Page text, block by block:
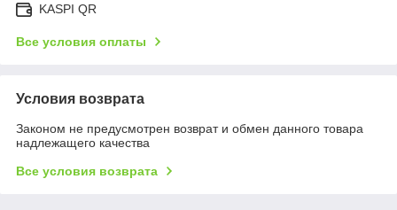
KASPI QR
Все условия оплаты
Условия возврата
Законом не предусмотрен возврат и обмен данного товара
надлежащего качества
Все условия возврата